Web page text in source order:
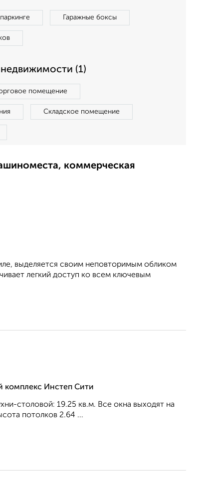
Гаражные боксы
(1)
помещение
Складское помещение
коммерческая
выделяется своим неповторимым обликом
легкий доступ ко всем ключевым
комплекс Инстеп Сити
столовой: 19.25 кв.м. Все окна выходят на
потолков 2.64 ...